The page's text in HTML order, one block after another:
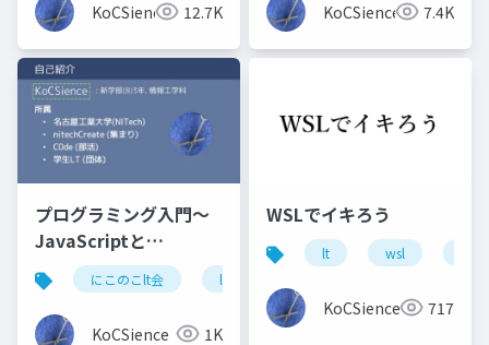
KoCSience 12.7K KoCSience 7.4K
プログラミング入門～
JavaScriptと
Processing～C0deで
の話も？
にこのこlt会 lt
KoCSience 1K
WSLでイキろう
lt wsl
KoCSience 717